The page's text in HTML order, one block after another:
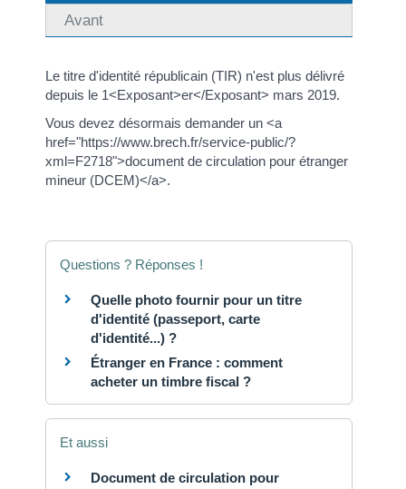
Avant
Le titre d'identité républicain (TIR) n'est plus délivré
depuis le 1<Exposant>er</Exposant> mars 2019.
Vous devez désormais demander un <a
href="https://www.brech.fr/service-public/?
xml=F2718">document de circulation pour étranger
mineur (DCEM)</a>.
Questions ? Réponses !
Quelle photo fournir pour un titre
d'identité (passeport, carte
d'identité...) ?
Étranger en France : comment
acheter un timbre fiscal ?
Et aussi
Document de circulation pour